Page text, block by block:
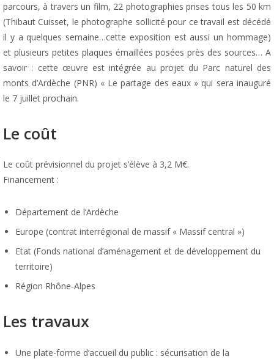
parcours, à travers un film, 22 photographies prises tous les 50 km
(Thibaut Cuisset, le photographe sollicité pour ce travail est décédé
il y a quelques semaine…cette exposition est aussi un hommage)
et plusieurs petites plaques émaillées posées près des sources… A
savoir : cette œuvre est intégrée au projet du Parc naturel des
monts d’Ardèche (PNR) « Le partage des eaux » qui sera inauguré
le 7 juillet prochain.
Le coût
Le coût prévisionnel du projet s’élève à 3,2 M€.
Financement :
Département de l’Ardèche
Europe (contrat interrégional de massif « Massif central »)
Etat (Fonds national d’aménagement et de développement du
territoire)
Région Rhône-Alpes
Les travaux
Une plate-forme d’accueil du public : sécurisation de la